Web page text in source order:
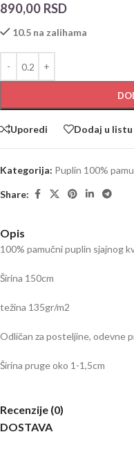
890,00 RSD
10.5 na zalihama
Uporedi Dodaj u listu
Kategorija: Puplin 100%
Share:
Opis
100% pamučni puplin sjajnog
Širina 150cm
težina 135gr/m2
Odličan za posteljine, odevne
Širina pruge oko 1-1,5cm
Recenzije (0)
DOSTAVA